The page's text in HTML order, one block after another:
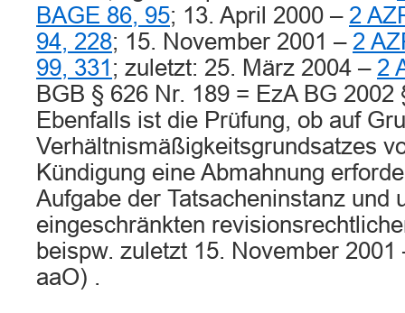
BAGE 86, 95; 13. April 2000 – 2
94, 228; 15. November 2001 – 2
99, 331 ; zuletzt: 25. März 2004 – 2
BGB § 626 Nr. 189 = EzA BG 2002
Ebenfalls ist die Prüfung, ob auf
Verhältnismäßigkeitsgrundsatzes
Kündigung eine Abmahnung
Aufgabe der Tatsacheninstanz und
eingeschränkten
beispw. zuletzt 15. November
aaO) .